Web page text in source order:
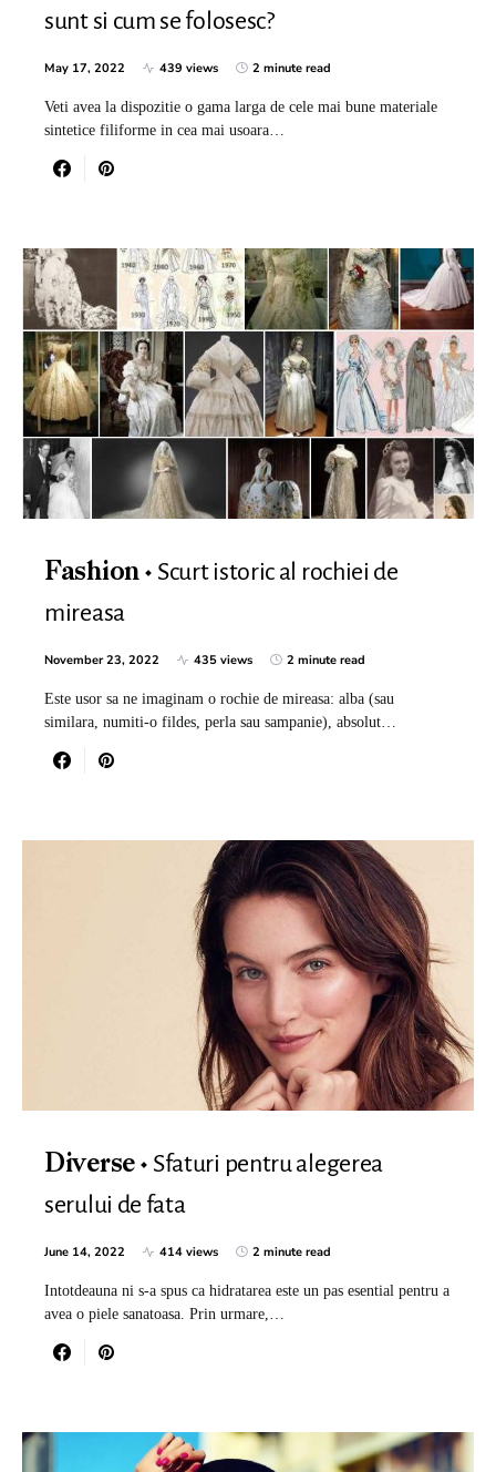
sunt si cum se folosesc?
May 17, 2022 439 views 2 minute read
Veti avea la dispozitie o gama larga de cele mai bune materiale
sintetice filiforme in cea mai usoara…
Fashion
Scurt istoric al rochiei de
mireasa
November 23, 2022 435 views 2 minute read
Este usor sa ne imaginam o rochie de mireasa: alba (sau
similara, numiti-o fildes, perla sau sampanie), absolut…
Diverse
Sfaturi pentru alegerea
serului de fata
June 14, 2022 414 views 2 minute read
Intotdeauna ni s-a spus ca hidratarea este un pas esential pentru a
avea o piele sanatoasa. Prin urmare,…